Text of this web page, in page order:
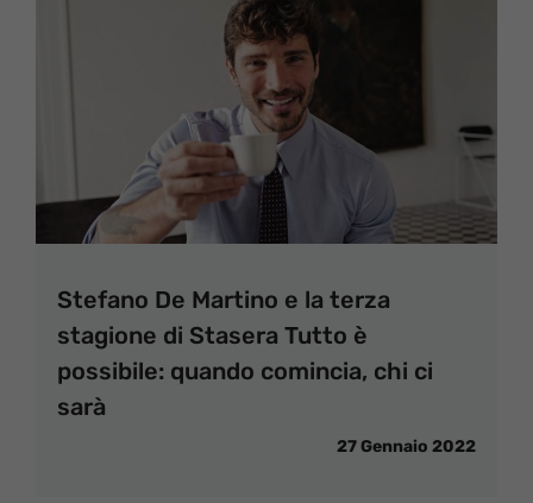
Stefano De Martino e la terza
stagione di Stasera Tutto è
possibile: quando comincia, chi ci
sarà
27 Gennaio 2022